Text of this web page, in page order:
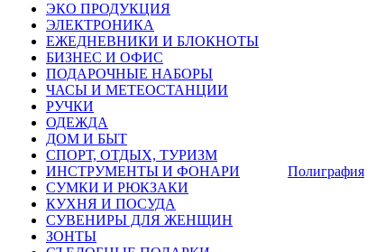
ЭКО ПРОДУКЦИЯ
ЭЛЕКТРОНИКА
ЕЖЕДНЕВНИКИ И БЛОКНОТЫ
БИЗНЕС И ОФИС
ПОДАРОЧНЫЕ НАБОРЫ
ЧАСЫ И МЕТЕОСТАНЦИИ
РУЧКИ
ОДЕЖДА
ДОМ И БЫТ
СПОРТ, ОТДЫХ, ТУРИЗМ
ИНСТРУМЕНТЫ И ФОНАРИ
СУМКИ И РЮКЗАКИ
КУХНЯ И ПОСУДА
СУВЕНИРЫ ДЛЯ ЖЕНЩИН
ЗОНТЫ
Полиграфия